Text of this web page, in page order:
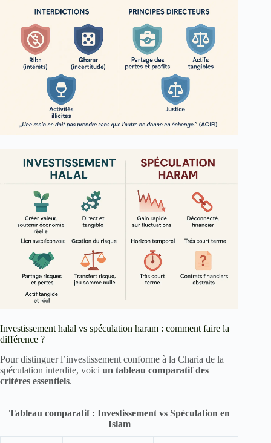
Investissement halal vs spéculation haram : comment faire la
différence ?
Pour distinguer l’investissement conforme à la Charia de la
spéculation interdite, voici un tableau comparatif des
critères essentiels.
Tableau comparatif : Investissement vs Spéculation en
Islam